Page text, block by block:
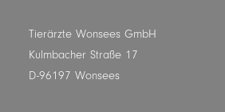
Tierärzte Wonsees GmbH
Kulmbacher Straße 17
D-96197 Wonsees